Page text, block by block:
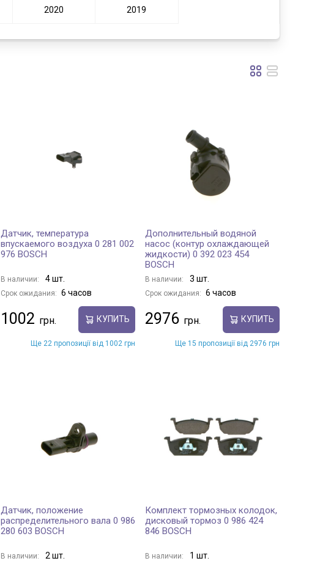
2020 2019
Датчик, температура
впускаемого воздуха 0 281 002
976 BOSCH
В наличии: 4 шт.
Срок ожидания: 6 часов
1002 КУПИТЬ
Ще 22 пропозиції від 1002 грн
Дополнительный водяной
насос (контур охлаждающей
жидкости) 0 392 023 454
BOSCH
В наличии: 3 шт.
Срок ожидания: 6 часов
2976 КУПИТЬ
Ще 15 пропозиції від 2976 грн
Датчик, положение
распределительного вала 0 986
280 603 BOSCH
В наличии: 2 шт.
Комплект тормозных колодок,
дисковый тормоз 0 986 424
846 BOSCH
В наличии: 1 шт.